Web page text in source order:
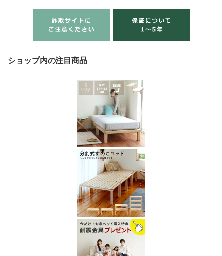
ショップ内の注目商品